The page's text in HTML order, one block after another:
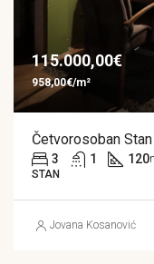
115.000,00€
958,00€/m²
Četvorosoban
3 1 120
STAN
Jovana Kosanović